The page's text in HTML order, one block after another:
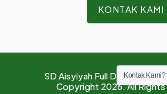
KONTAK KAMI
SD Aisyiyah Full Day Pandes
Copyright 2026. All Rights
Kontak